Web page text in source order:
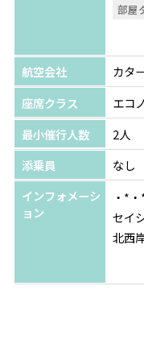
クレジットはホテル
（利用されない場合
部屋
部
航空会社
カタ
座席クラス
エコ
最小催行人数
2人
添乗員
なし
インフォメーシ
ョン
・*
セイ
北西
ら
に
設
し